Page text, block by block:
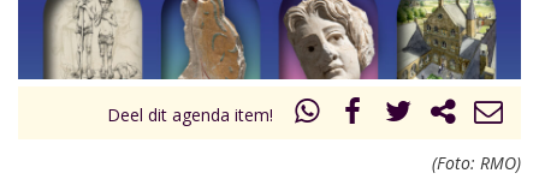
Deel dit agenda item!
(Foto: RMO)